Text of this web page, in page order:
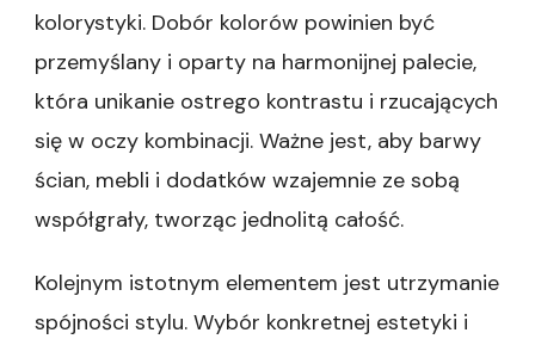
kolorystyki. Dobór kolorów powinien być
przemyślany i oparty na harmonijnej palecie,
która unikanie ostrego kontrastu i rzucających
się w oczy kombinacji. Ważne jest, aby barwy
ścian, mebli i dodatków wzajemnie ze sobą
współgrały, tworząc jednolitą całość.
Kolejnym istotnym elementem jest utrzymanie
spójności stylu. Wybór konkretnej estetyki i